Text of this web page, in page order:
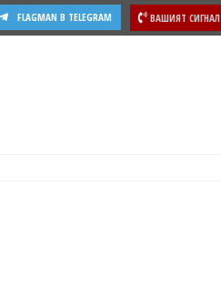
ВАШИЯТ СИГНАЛ
FLAGMAN В TELEGRAM